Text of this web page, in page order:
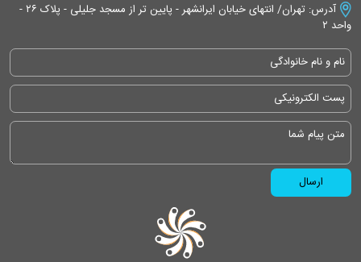
آدرس: تهران/ انتهای خیابان ایرانشهر - پایین تر از مسجد جلیلی - پلاک ۲۶ -
واحد ۲